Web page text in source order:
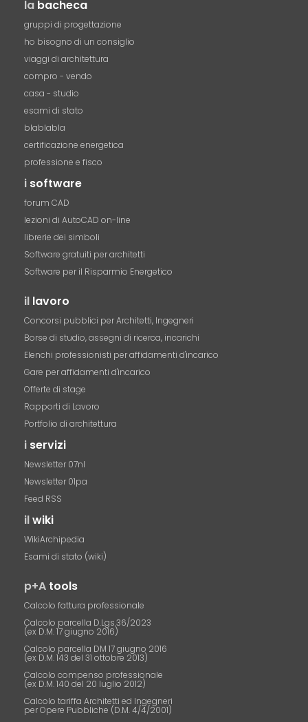
la bacheca
gruppi di progettazione
ho bisogno di un consiglio
viaggi di architettura
compro - vendo
casa - studio
esami di stato
blablabla
certificazione energetica
professione e fisco
i software
forum CAD
lezioni di AutoCAD on-line
librerie dei simboli
Software gratuiti per architetti
Software per il Risparmio Energetico
il lavoro
Concorsi pubblici per Architetti, Ingegneri
Borse di studio, assegni di ricerca, incarichi
Elenchi professionisti per affidamenti d'incarico
Gare per affidamenti d'incarico
Offerte di stage
Rapporti di Lavoro
Portfolio di architettura
i servizi
Newsletter 07nl
Newsletter 01pa
Feed RSS
ilwiki
WikiArchipedia
Esami di stato (wiki)
p+A tools
Calcolo fattura professionale
Calcolo parcella D.Lgs.36/2023
(ex D.M. 17 giugno 2016)
Calcolo parcella DM 17 giugno 2016
(ex D.M. 143 del 31 ottobre 2013)
Calcolo compenso professionale
(ex D.M. 140 del 20 luglio 2012)
Calcolo tariffa Architetti ed Ingegneri
per Opere Pubbliche (D.M. 4/4/2001)